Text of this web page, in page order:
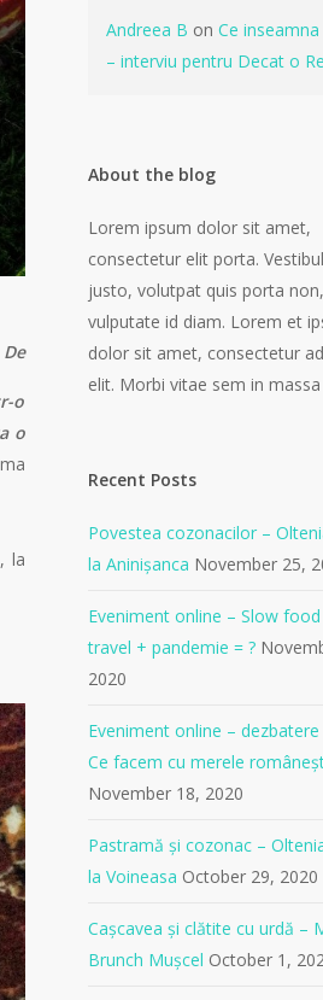
o
o
la
Andreea B on Ce
– interviu pentru Decat o
About the blog
Lorem ipsum dolor sit amet,
consectetur elit porta.
justo, volutpat quis porta non,
vulputate id diam. Lorem et
dolor sit amet, consectetur
elit. Morbi vitae sem in
Recent Posts
Povestea cozonacilor –
la Aninișanca November 25,
Eveniment online – Slow
travel + pandemie = ?
2020
Eveniment online –
Ce facem cu merele
November 18, 2020
Pastramă și cozonac –
la Voineasa October 29, 2020
Cașcavea și clătite cu urdă –
Brunch Mușcel October 1,